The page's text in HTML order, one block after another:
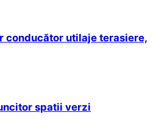
conducător utilaje terasiere,
spatii verzi